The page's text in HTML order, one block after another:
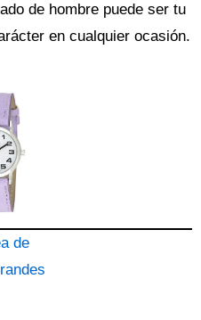
de hombre puede ser tu
en cualquier ocasión.
de